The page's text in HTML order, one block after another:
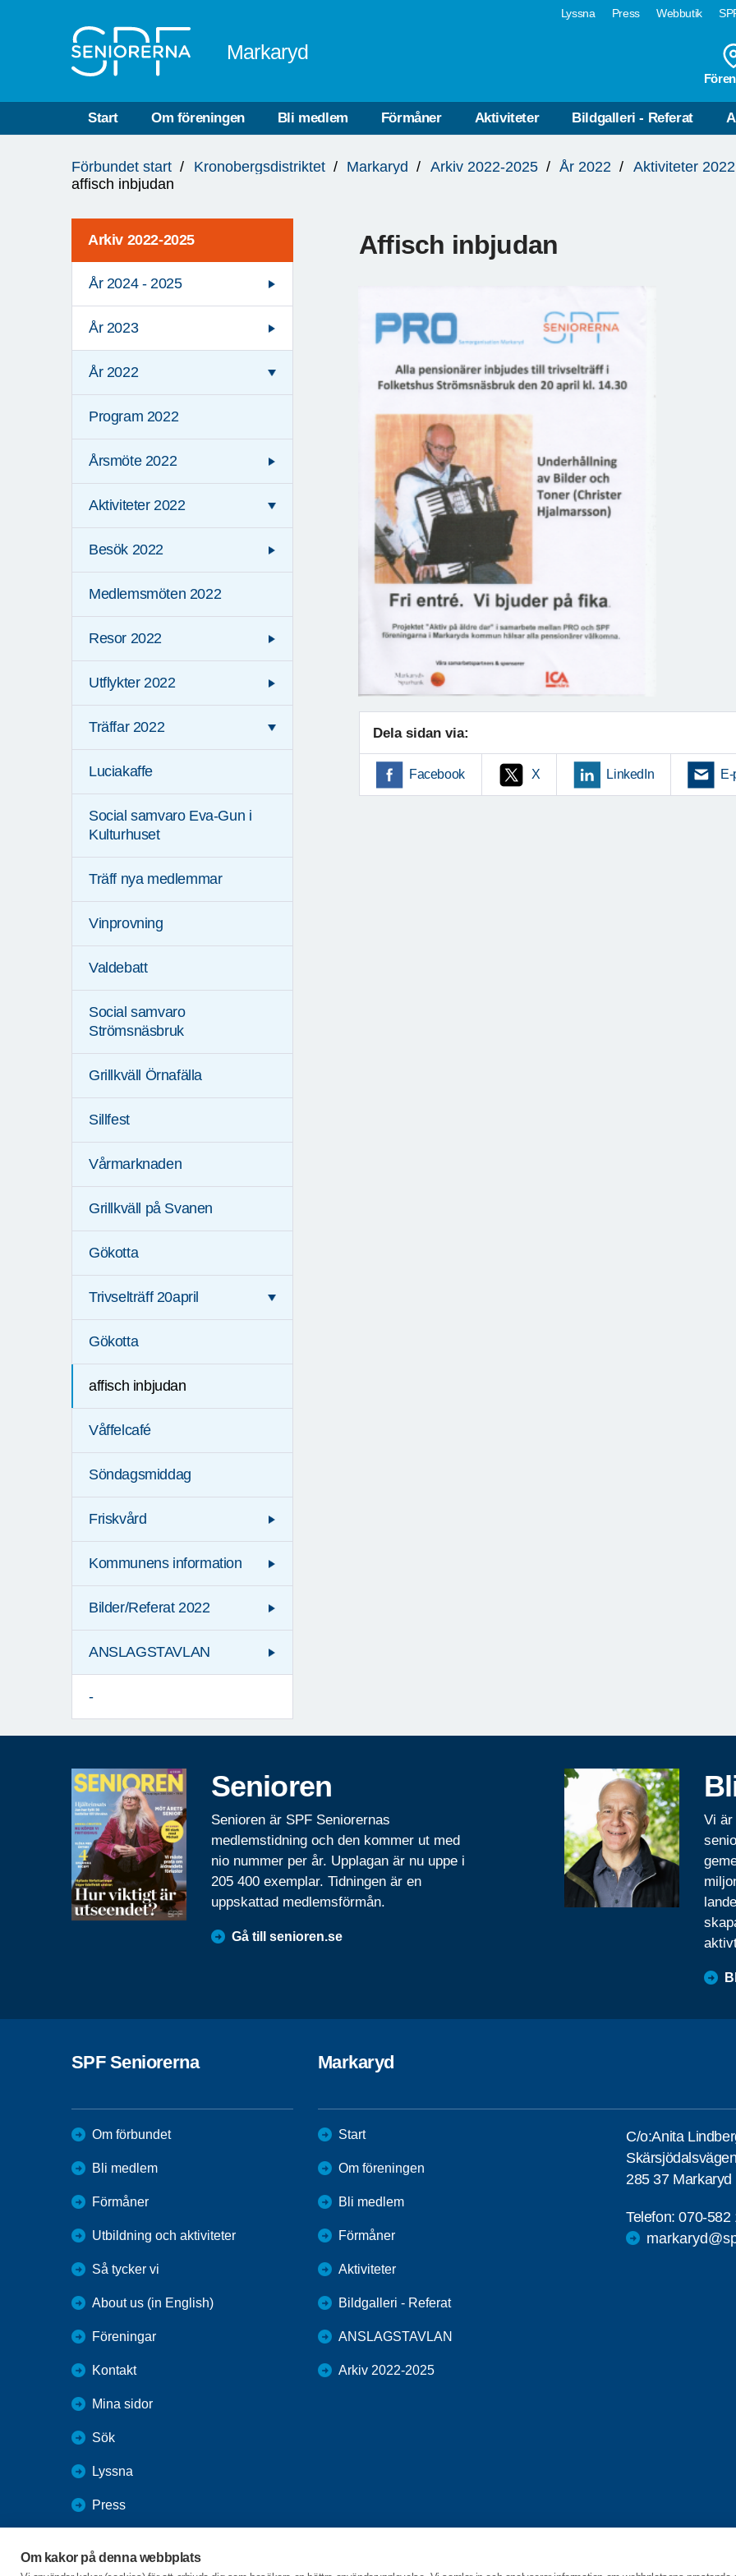
Om kakor på denna webbplats
Lyssna Press Webbutik
Markaryd
Start Om föreningen Bli medlem Förmåner Aktiviteter Bildgalleri - Referat
är
Förbundet start Kronobergsdistriktet Markaryd Arkiv 2022-2025 År 2022
Aktiviteter 2022
affisch inbjudan
Arkiv 2022-2025
År 2024 - 2025
År 2023
År 2022
Program 2022
Årsmöte 2022
Aktiviteter 2022
Besök 2022
Medlemsmöten 2022
Resor 2022
Utflykter 2022
Träffar 2022
Luciakaffe
Social samvaro Eva-Gun i
Kulturhuset
Träff nya medlemmar
Vinprovning
Valdebatt
Social samvaro
Strömsnäsbruk
Grillkväll Örnafälla
Sillfest
Vårmarknaden
Grillkväll på Svanen
Gökotta
Trivselträff 20april
Gökotta
affisch inbjudan
Våffelcafé
Söndagsmiddag
Friskvård
Kommunens information
Bilder/Referat 2022
ANSLAGSTAVLAN
-
Affisch inbjudan
Dela sidan via:
Facebook X LinkedIn
Senioren
Senioren är SPF Seniorernas
medlemstidning och den kommer ut med
nio nummer per år. Upplagan är nu uppe i
205 400 exemplar. Tidningen är en
uppskattad medlemsförmån.
Gå till senioren.se
Vi är
SPF Seniorerna
Om förbundet
Bli medlem
Förmåner
Utbildning och aktiviteter
Så tycker vi
About us (in English)
Föreningar
Kontakt
Mina sidor
Sök
Lyssna
Press
SPF Seniorernas intranät
Markaryd
Start
Om föreningen
Bli medlem
Förmåner
Aktiviteter
Bildgalleri - Referat
ANSLAGSTAVLAN
Arkiv 2022-2025
C/o:Anita
285 37 Markaryd
Telefon:070-582